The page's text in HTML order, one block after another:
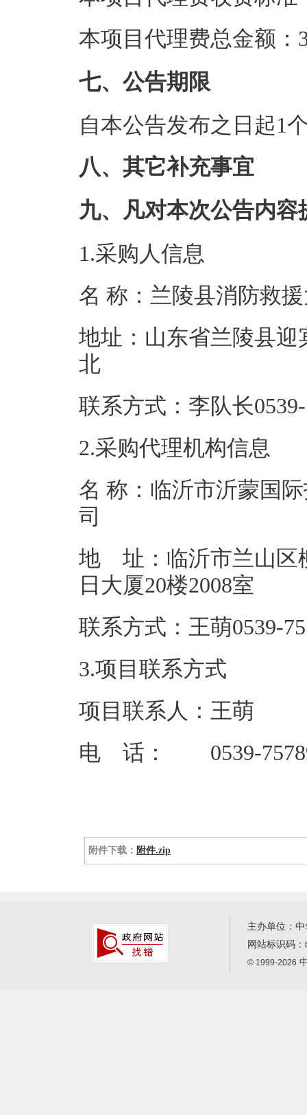
本项目代理费总金额：
七、公告期限
自本公告发布之日起1
八、其它补充事宜
九、凡对本次公告内
1.采购人信息
名 称：兰陵县
地址：山东省兰陵县迎
北
联系方式：李队
2.采购代理机构信息
名 称：临沂市沂蒙国
地 址：临沂市兰山区
日大厦
联系方式：
3.项目联系方式
项目联系人：王萌
电 话： 0539-
附件下载： 附件.zip
主办单位：
网站标识码：
© 1999-2026